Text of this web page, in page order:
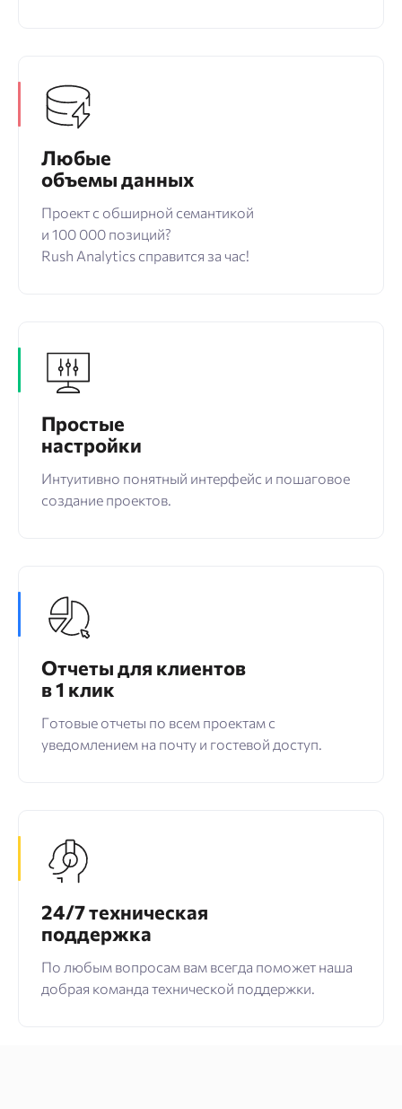
Любые
объемы данных
Проект с обширной семантикой
и 100 000 позиций?
Rush Analytics справится за час!
Простые
настройки
Интуитивно понятный интерфейс и пошаговое
создание проектов.
Отчеты для клиентов
в 1 клик
Готовые отчеты по всем проектам с
уведомлением на почту и гостевой доступ.
24/7 техническая
поддержка
По любым вопросам вам всегда поможет наша
добрая команда технической поддержки.